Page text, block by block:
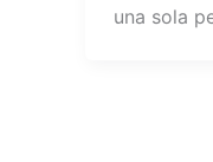
una sola